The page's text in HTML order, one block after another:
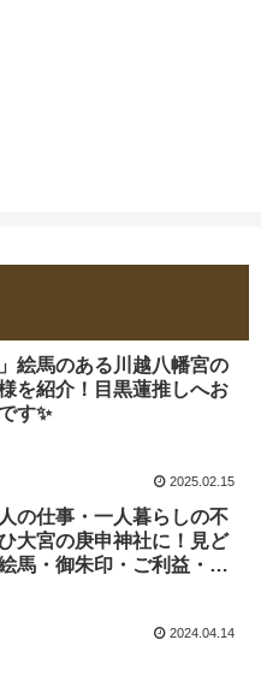
」絵馬のある川越八幡宮の
を紹介！目黒蓮推しへお
す✨
2025.02.15
の仕事・一人暮らしの不
大宮の庚申神社に！見ど
馬・御朱印・ご利益・歴
2024.04.14